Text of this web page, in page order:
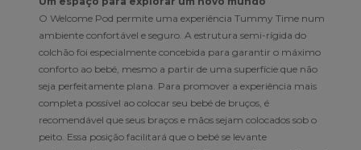
O Welcome Pod permite uma experiência Tummy Time num
ambiente confortável e seguro. A estrutura semi-rígida do
colchão foi especialmente concebida para garantir o máximo
conforto ao bebé, mesmo a partir de uma superfície que não
seja perfeitamente plana. Para promover a experiência mais
completa possível ao colocar seu bebé de bruços, é
recomendável que seus braços e mãos sejam colocados sob o
peito. Essa posição facilitará que o bebé se levante